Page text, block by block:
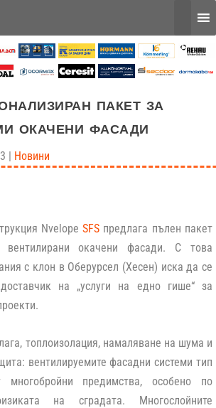
пакет за
окачени фасади
| Новини
Nvelope SFS предлага пълен пакет
окачени фасади. С това
с клон в Оберурсел (Хесен) иска да се
на „услуги на едно гише“ за
топлоизолация, намаляване на шума и
вентилируемите фасадни системи тип
многобройни предимства, особено по
на сградата. Многослойните